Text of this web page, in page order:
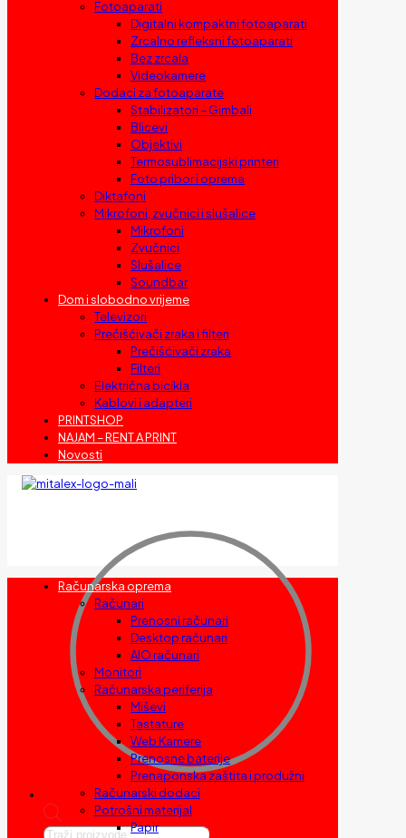
Fotoaparati
Digitalni kompaktni fotoaparati
Zrcalno refleksni fotoaparati
Bez zrcala
Videokamere
Dodaci za fotoaparate
Stabilizatori – Gimbali
Blicevi
Objektivi
Termosublimacijski printeri
Foto pribor i oprema
Diktafoni
Mikrofoni, zvučnici i slušalice
Mikrofoni
Zvučnici
Slušalice
Soundbar
Dom i slobodno vrijeme
Televizori
Prečišćivači zraka i filteri
Prečišćivači zraka
Filteri
Električna bicikla
Kablovi i adapteri
PRINTSHOP
NAJAM – RENT A PRINT
Novosti
Products
Računarska oprema
Računari
Prenosni računari
Desktop računari
AIO računari
Monitori
Računarska periferija
Miševi
Tastature
Web Kamere
Prenosne baterije
Prenaponska zaštita i produžni
Računarski dodaci
Potrošni materijal
Papir